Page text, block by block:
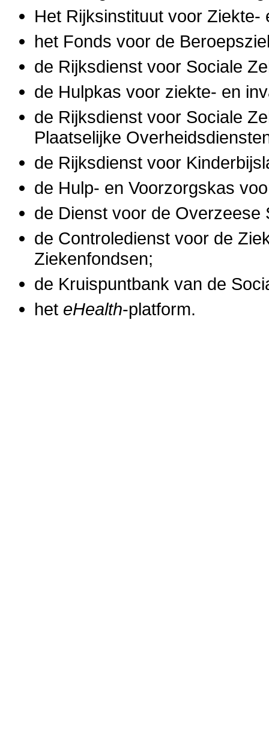
Het Rijksinstituut voor
het Fonds voor de
de Rijksdienst voor Sociale
de Hulpkas voor ziekte- en
de Rijksdienst voor Sociale
Plaatselijke
de Rijksdienst voor
de Hulp- en Voorzorgskas
de Dienst voor de Overzeese
de Controledienst voor de
Ziekenfondsen;
de Kruispuntbank van de
het eHealth-platform.